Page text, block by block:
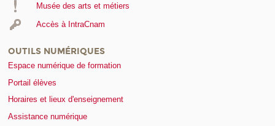
Musée des arts et métiers
Accès à IntraCnam
OUTILS NUMÉRIQUES
Espace numérique de formation
Portail élèves
Horaires et lieux d'enseignement
Assistance numérique